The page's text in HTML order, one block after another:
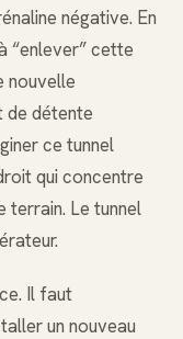
négative. En
“enlever” cette
nouvelle
de détente
ce tunnel
qui concentre
terrain. Le tunnel
Il faut
un nouveau